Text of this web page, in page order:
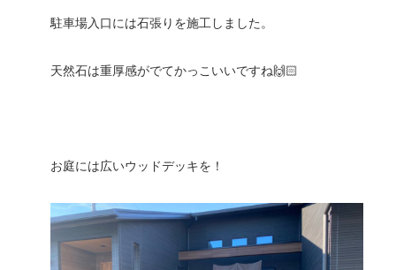
駐車場入口には石張りを施工しました。
天然石は重厚感がでてかっこいいですね🙌🏻
お庭には広いウッドデッキを！